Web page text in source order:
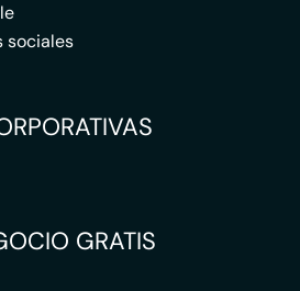
sociales
GRATIS